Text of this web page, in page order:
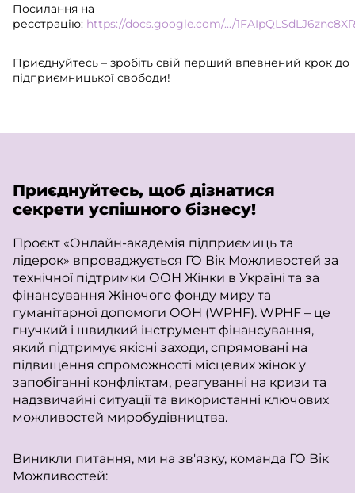
Посилання на
реєстрацію: https://docs.google.com/.../
Приєднуйтесь – зробіть свій перший впевнений крок до
підприємницької свободи!
Приєднуйтесь, щоб дізнатися
секрети успішного бізнесу!
Проєкт «Онлайн-академія підприємиць та
лідерок» впроваджується ГО Вік Можливостей за
технічної підтримки ООН Жінки в Україні та за
фінансування Жіночого фонду миру та
гуманітарної допомоги ООН (WPHF). WPHF – це
гнучкий і швидкий інструмент фінансування,
який підтримує якісні заходи, спрямовані на
підвищення спроможності місцевих жінок у
запобіганні конфліктам, реагуванні на кризи та
надзвичайні ситуації та використанні ключових
можливостей миробудівництва.
Виникли питання, ми на зв'язку, команда ГО Вік
Можливостей: